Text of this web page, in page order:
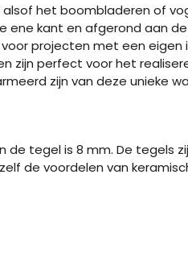
het boombladeren of
ene kant en afgerond aan
projecten met een
zijn perfect voor het
zijn van deze unieke
tegel is 8 mm. De tegels
de voordelen van